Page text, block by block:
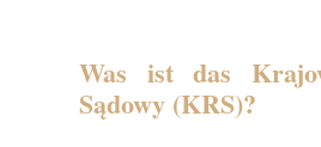
Was ist das
Sądowy (KRS)?